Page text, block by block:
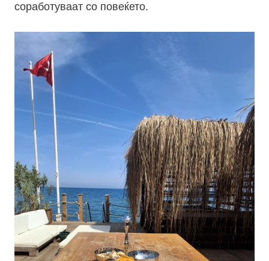
соработуваат со повеќето.